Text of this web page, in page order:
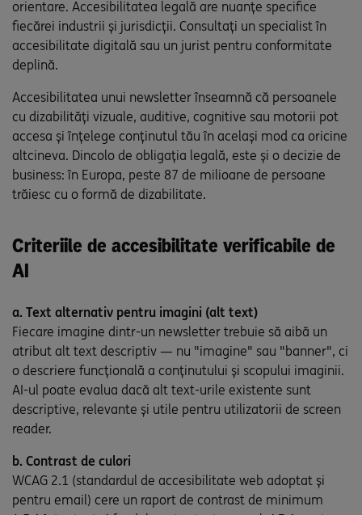
orientare. Accesibilitatea legală are nuanțe specifice
fiecărei industrii și jurisdicții. Consultați un specialist în
accesibilitate digitală sau un jurist pentru conformitate
deplină.
Accesibilitatea unui newsletter înseamnă că persoanele
cu dizabilități vizuale, auditive, cognitive sau motorii pot
accesa și înțelege conținutul tău în același mod ca oricine
altcineva. Dincolo de obligația legală, este și o decizie de
business: în Europa, peste 87 de milioane de persoane
trăiesc cu o formă de dizabilitate.
Criteriile de accesibilitate verificabile de
AI
a. Text alternativ pentru imagini (alt text)
Fiecare imagine dintr-un newsletter trebuie să aibă un
atribut alt text descriptiv — nu "imagine" sau "banner", ci
o descriere funcțională a conținutului și scopului imaginii.
AI-ul poate evalua dacă alt text-urile existente sunt
descriptive, relevante și utile pentru utilizatorii de screen
reader.
b. Contrast de culori
WCAG 2.1 (standardul de accesibilitate web adoptat și
pentru email) cere un raport de contrast de minimum